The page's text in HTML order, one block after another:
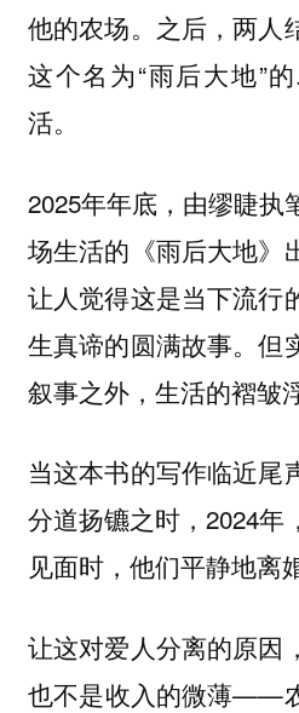
他的农场。之后，两人
这个名为“雨后大地”
活。
2025年年底，由缪睫执
场生活的《雨后大地》
让人觉得这是当下流行
生真谛的圆满故事。但
叙事之外，生活的褶皱
当这本书的写作临近尾
分道扬镳之时，2024年
见面时，他们平静地离婚
让这对爱人分离的原因
也不是收入的微薄——